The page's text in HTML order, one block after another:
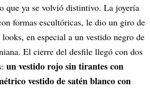
que ya se volvió distintivo. La joyería
formas escultóricas, le dio un giro de
en especial a un vestido negro de
El cierre del desfile llegó con dos
un vestido rojo sin tirantes con
vestido de satén blanco con